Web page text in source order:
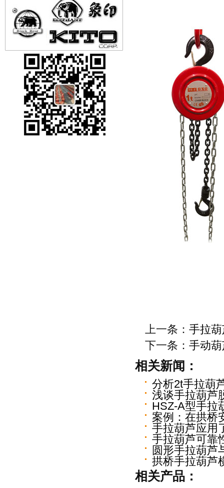
上一条： 手拉
下一条： 手动
相关新闻：
分析2t手拉葫
浅谈手拉葫芦
HSZ-A型手拉
案例：在拱桥
手拉葫芦应用
手拉葫芦可靠
圆形手拉葫芦
拱桥手拉葫芦
相关产品：